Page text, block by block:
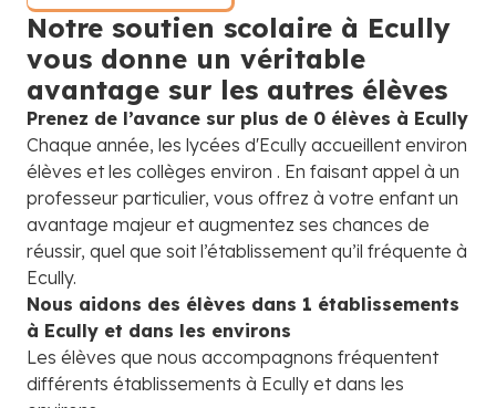
Notre soutien scolaire à Ecully
vous donne un véritable
avantage sur les autres élèves
Prenez de l’avance sur plus de 0 élèves à Ecully
Chaque année, les lycées d'Ecully accueillent environ
élèves et les collèges environ . En faisant appel à un
professeur particulier, vous offrez à votre enfant un
avantage majeur et augmentez ses chances de
réussir, quel que soit l’établissement qu’il fréquente à
Ecully.
Nous aidons des élèves dans 1 établissements
à Ecully et dans les environs
Les élèves que nous accompagnons fréquentent
différents établissements à Ecully et dans les